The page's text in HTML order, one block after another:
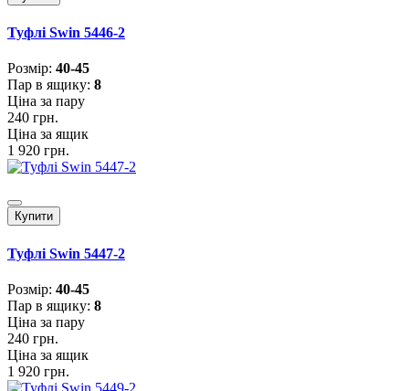
Туфлі Swin 5446-2
Розмiр: 40-45
Пар в ящику: 8
Ціна за пару
240 грн.
Ціна за ящик
1 920 грн.
Купити
Туфлі Swin 5447-2
Розмiр: 40-45
Пар в ящику: 8
Ціна за пару
240 грн.
Ціна за ящик
1 920 грн.